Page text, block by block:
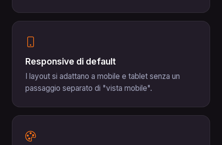
Responsive di default
I layout si adattano a mobile e tablet senza un
passaggio separato di "vista mobile".